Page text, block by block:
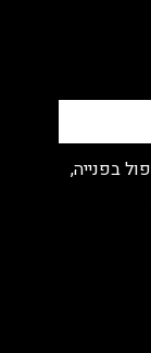
בפנייה,